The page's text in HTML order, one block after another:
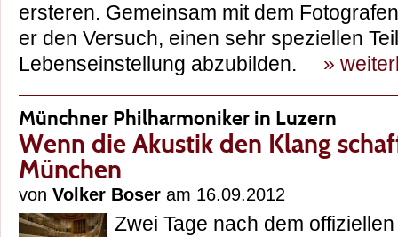
ersteren. Gemeinsam mit dem
er den Versuch, einen sehr speziellen
Lebenseinstellung abzubilden. »
Münchner Philharmoniker in Luzern
Wenn die Akustik den Klang
München
von Volker Boser am 16.09.2012
Zwei Tage nach dem